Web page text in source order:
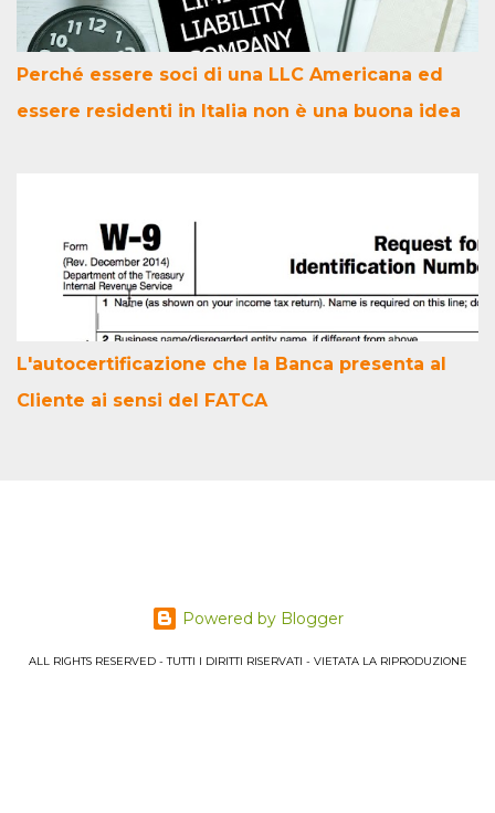
Perché essere soci di una LLC Americana ed
essere residenti in Italia non è una buona idea
L'autocertificazione che la Banca presenta al
Cliente ai sensi del FATCA
Powered by Blogger
ALL RIGHTS RESERVED - TUTTI I DIRITTI RISERVATI - VIETATA LA RIPRODUZIONE